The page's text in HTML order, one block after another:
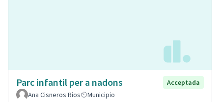
Parc infantil per a nadons
Acceptada
Ana Cisneros Rios
Municipio